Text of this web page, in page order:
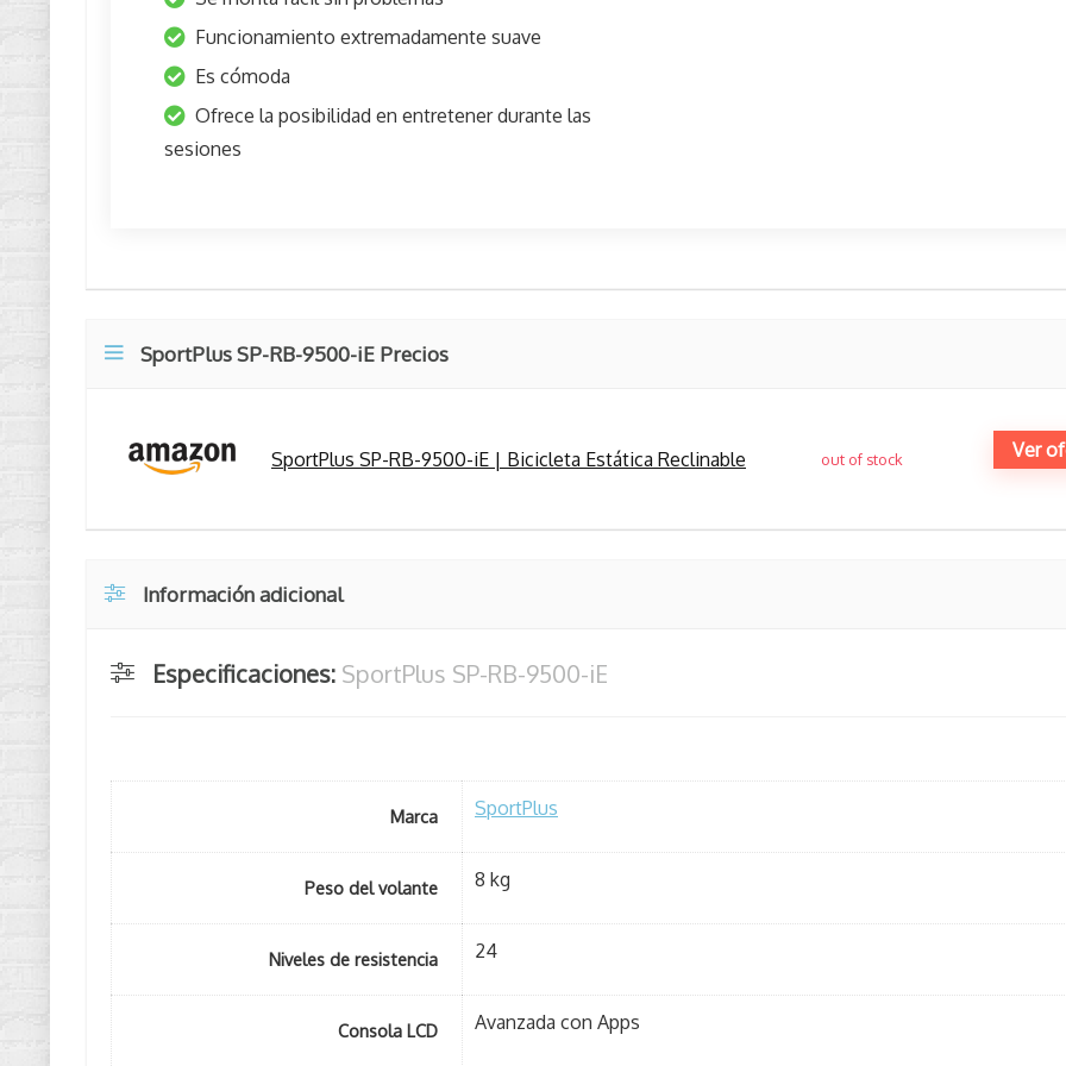
Funcionamiento extremadamente suave
Es cómoda
Ofrece la posibilidad en entretener durante las
sesiones
SportPlus SP-RB-9500-iE Precios
SportPlus SP-RB-9500-iE | Bicicleta Estática Reclinable out of stock Ver
Información adicional
Especificaciones: SportPlus SP-RB-9500-iE
Marca SportPlus
Peso del volante 8 kg
Niveles de resistencia 24
Consola LCD Avanzada con Apps